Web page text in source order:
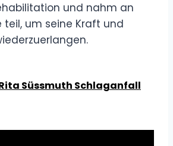
und nahm an
teil, um seine Kraft und
Süssmuth Schlaganfall